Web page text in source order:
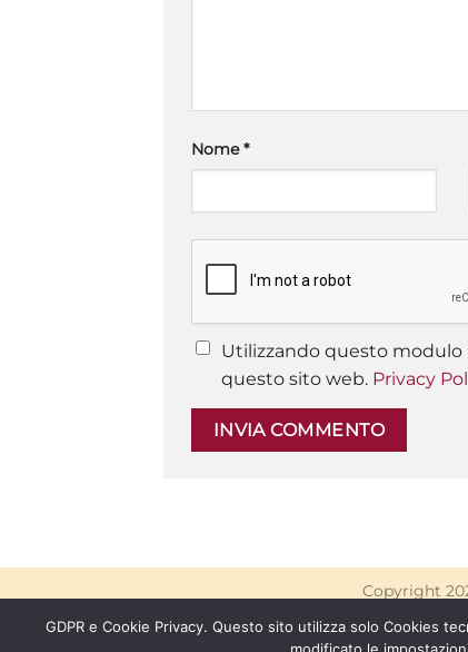
Nome*
Utilizzando questo modulo
questo sito web. Privacy
Copyright
GDPR e Cookie Privacy. Questo sito utilizza solo Cookies